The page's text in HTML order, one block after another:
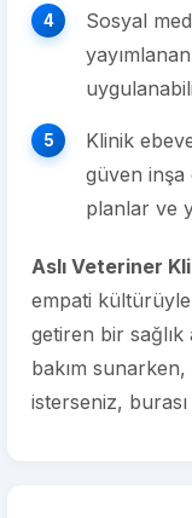
Sosyal
Klinik
güven inşa
planlar ve
Aslı Veteriner
empati
getiren bir sağlık
bakım sunarken,
isterseniz,